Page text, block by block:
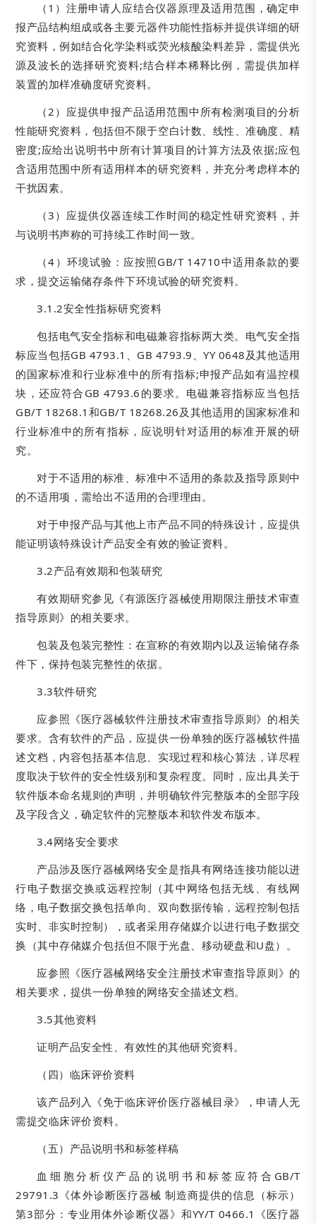
（1）注册申请人应结合仪器原理及适用范围，确定申
报产品结构组成或各主要元器件功能性指标并提供详细的研
究资料，例如结合化学染料或荧光核酸染料差异，需提供光
源及波长的选择研究资料;结合样本稀释比例，需提供加样
装置的加样准确度研究资料。
（2）应提供申报产品适用范围中所有检测项目的分析
性能研究资料，包括但不限于空白计数、线性、准确度、精
密度;应给出说明书中所有计算项目的计算方法及依据;应包
含适用范围中所有适用样本的研究资料，并充分考虑样本的
干扰因素。
（3）应提供仪器连续工作时间的稳定性研究资料，并
与说明书声称的可持续工作时间一致。
（4）环境试验：应按照GB/T 14710中适用条款的要
求，提交运输储存条件下环境试验的研究资料。
3.1.2安全性指标研究资料
包括电气安全指标和电磁兼容指标两大类。电气安全指
标应当包括GB 4793.1、GB 4793.9、YY 0648及其他适用
的国家标准和行业标准中的所有指标;申报产品如有温控模
块，还应符合GB 4793.6的要求。电磁兼容指标应当包括
GB/T 18268.1和GB/T 18268.26及其他适用的国家标准和
行业标准中的所有指标，应说明针对适用的标准开展的研
究。
对于不适用的标准、标准中不适用的条款及指导原则中
的不适用项，需给出不适用的合理理由。
对于申报产品与其他上市产品不同的特殊设计，应提供
能证明该特殊设计产品安全有效的验证资料。
3.2产品有效期和包装研究
有效期研究参见《有源医疗器械使用期限注册技术审查
指导原则》的相关要求。
包装及包装完整性：在宣称的有效期内以及运输储存条
件下，保持包装完整性的依据。
3.3软件研究
应参照《医疗器械软件注册技术审查指导原则》的相关
要求。含有软件的产品，应提供一份单独的医疗器械软件描
述文档，内容包括基本信息、实现过程和核心算法，详尽程
度取决于软件的安全性级别和复杂程度。同时，应出具关于
软件版本命名规则的声明，并明确软件完整版本的全部字段
及字段含义，确定软件的完整版本和软件发布版本。
3.4网络安全要求
产品涉及医疗器械网络安全是指具有网络连接功能以进
行电子数据交换或远程控制（其中网络包括无线、有线网
络，电子数据交换包括单向、双向数据传输，远程控制包括
实时、非实时控制），或者采用存储媒介以进行电子数据交
换（其中存储媒介包括但不限于光盘、移动硬盘和U盘）。
应参照《医疗器械网络安全注册技术审查指导原则》的
相关要求，提供一份单独的网络安全描述文档。
3.5其他资料
证明产品安全性、有效性的其他研究资料。
（四）临床评价资料
该产品列入《免于临床评价医疗器械目录》，申请人无
需提交临床评价资料。
（五）产品说明书和标签样稿
血细胞分析仪产品的说明书和标签应符合GB/T
29791.3《体外诊断医疗器械 制造商提供的信息（标示）
第3部分：专业用体外诊断仪器》和YY/T 0466.1《医疗器